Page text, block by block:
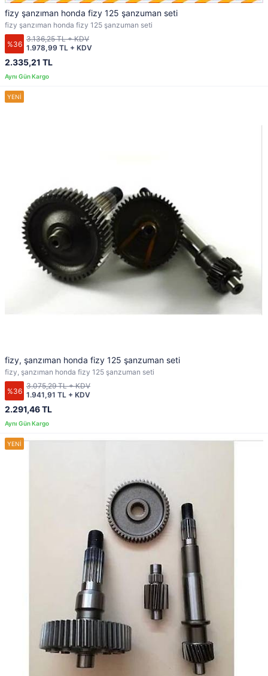
fizy şanzıman honda fizy 125 şanzuman seti
fizy şanzıman honda fizy 125 şanzuman seti
%36
2.335,21 TL
1.978,99 TL + KDV
3.136,25 TL + KDV
fizy, şanzıman honda fizy 125 şanzuman seti
fizy, şanzıman honda fizy 125 şanzuman seti
%36
2.291,46 TL
1.941,91 TL + KDV
3.075,29 TL + KDV